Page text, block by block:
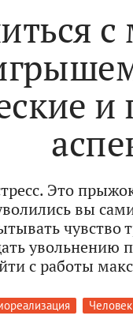
и
Это
вы
чувство
увольнению
с работы